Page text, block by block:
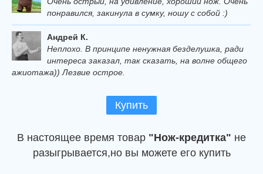
понравился, закинула в сумку, ношу с собой :)
Андрей К.
Неплохо. В принципе ненужная безделушка, ради
интереса заказал, так сказать, на волне общего
ажиотажа)) Лезвие острое.
Купить
В настоящее время товар "Нож-кредитка" не
разыгрывается,но вы можете его купить